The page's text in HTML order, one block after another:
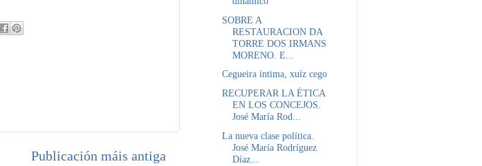
Publicación máis antiga
SOBRE A
RESTAURACION DA
TORRE DOS IRMANS
MORENO. E...
Cegueira íntima, xuíz cego
RECUPERAR LA ÉTICA
EN LOS CONCEJOS.
José María Rod...
La nueva clase política.
José María Rodríguez
Díaz...